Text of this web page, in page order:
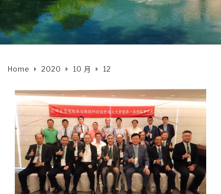
Home 2020 10 月 12